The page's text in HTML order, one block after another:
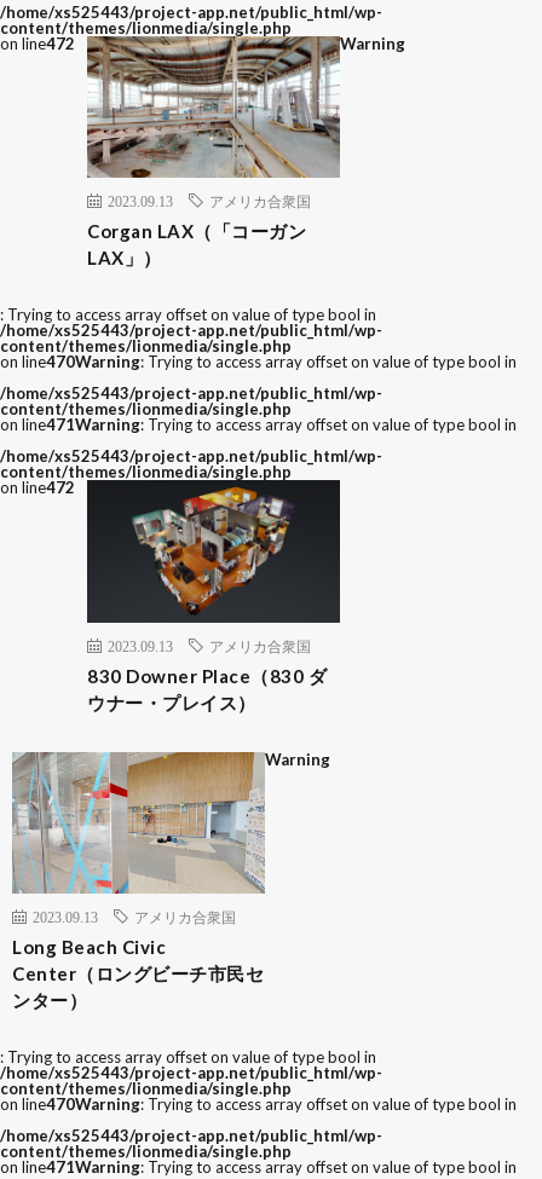
/home/xs525443/project-app.net/public_html/wp-
content/themes/lionmedia/single.php
on line472
2023.09.13 アメリカ合衆国
Corgan LAX（「コーガン
LAX」）
Warning
: Trying to access array offset on value of type bool in
/home/xs525443/project-app.net/public_html/wp-
content/themes/lionmedia/single.php
on line470Warning: Trying to access array offset on value of type bool in
/home/xs525443/project-app.net/public_html/wp-
content/themes/lionmedia/single.php
on line471Warning: Trying to access array offset on value of type bool in
/home/xs525443/project-app.net/public_html/wp-
content/themes/lionmedia/single.php
on line472
2023.09.13 アメリカ合衆国
830 Downer Place（830 ダ
ウナー・プレイス）
2023.09.13 アメリカ合衆国
Long Beach Civic
Center（ロングビーチ市民セ
ンター）
Warning
: Trying to access array offset on value of type bool in
/home/xs525443/project-app.net/public_html/wp-
content/themes/lionmedia/single.php
on line470Warning: Trying to access array offset on value of type bool in
/home/xs525443/project-app.net/public_html/wp-
content/themes/lionmedia/single.php
on line471Warning: Trying to access array offset on value of type bool in